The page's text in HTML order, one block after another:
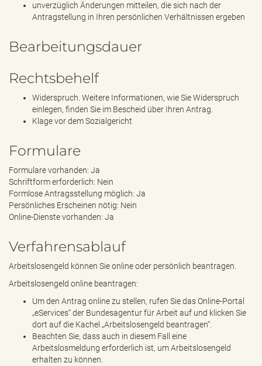
unverzüglich Änderungen mitteilen, die sich nach der
Antragstellung in Ihren persönlichen Verhältnissen ergeben
Bearbeitungsdauer
Rechtsbehelf
Widerspruch. Weitere Informationen, wie Sie Widerspruch
einlegen, finden Sie im Bescheid über Ihren Antrag.
Klage vor dem Sozialgericht
Formulare
Formulare vorhanden: Ja
Schriftform erforderlich: Nein
Formlose Antragsstellung möglich: Ja
Persönliches Erscheinen nötig: Nein
Online-Dienste vorhanden: Ja
Verfahrensablauf
Arbeitslosengeld können Sie online oder persönlich beantragen.
Arbeitslosengeld online beantragen:
Um den Antrag online zu stellen, rufen Sie das Online-Portal
„eServices“ der Bundesagentur für Arbeit auf und klicken Sie
dort auf die Kachel „Arbeitslosengeld beantragen“.
Beachten Sie, dass auch in diesem Fall eine
Arbeitslosmeldung erforderlich ist, um Arbeitslosengeld
erhalten zu können.